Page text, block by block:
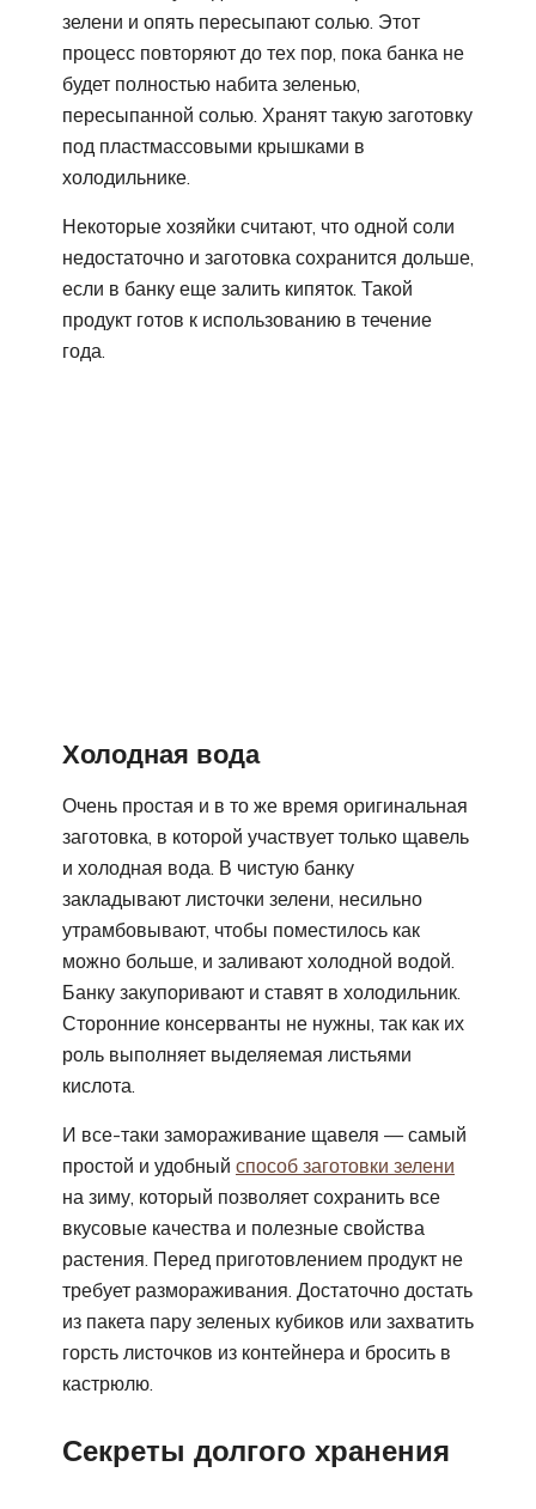
зелени и опять пересыпают солью. Этот
процесс повторяют до тех пор, пока банка не
будет полностью набита зеленью,
пересыпанной солью. Хранят такую заготовку
под пластмассовыми крышками в
холодильнике.
Некоторые хозяйки считают, что одной соли
недостаточно и заготовка сохранится дольше,
если в банку еще залить кипяток. Такой
продукт готов к использованию в течение
года.
Холодная вода
Очень простая и в то же время оригинальная
заготовка, в которой участвует только щавель
и холодная вода. В чистую банку
закладывают листочки зелени, несильно
утрамбовывают, чтобы поместилось как
можно больше, и заливают холодной водой.
Банку закупоривают и ставят в холодильник.
Сторонние консерванты не нужны, так как их
роль выполняет выделяемая листьями
кислота.
И все-таки замораживание щавеля — самый
простой и удобный способ заготовки зелени
на зиму, который позволяет сохранить все
вкусовые качества и полезные свойства
растения. Перед приготовлением продукт не
требует размораживания. Достаточно достать
из пакета пару зеленых кубиков или захватить
горсть листочков из контейнера и бросить в
кастрюлю.
Секреты долгого хранения